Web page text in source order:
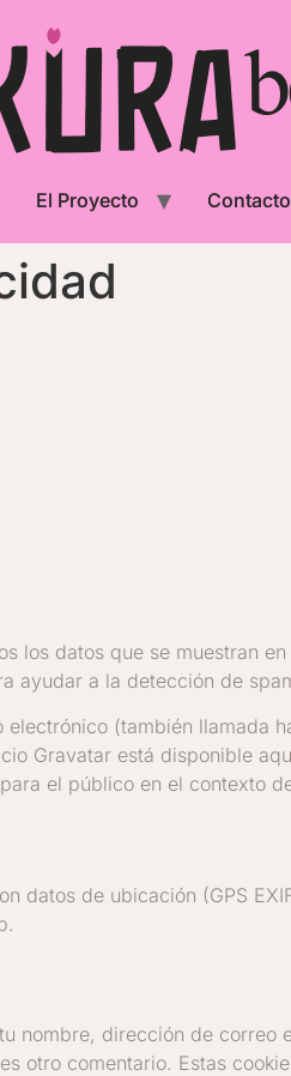
El Proyecto
los datos que se muestran
ayudar a la detección de
(también llamada
Gravatar está disponible
el público en el contexto
datos de ubicación (GPS
nombre, dirección de
otro comentario. Estas